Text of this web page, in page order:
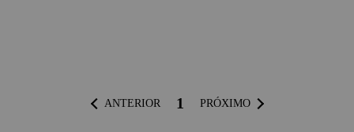
ANTERIOR 1 PRÓXIMO